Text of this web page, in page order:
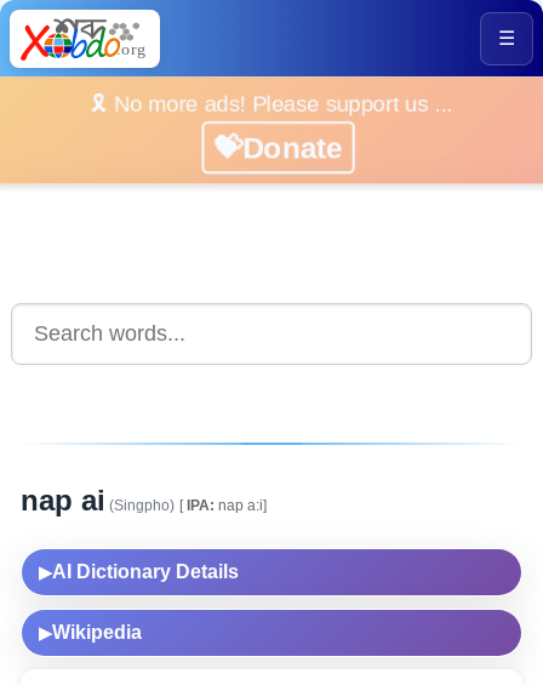
☰
🎗️ No more ads! Please support us ...
💝Donate
nap ai (Singpho) [IPA: nap a:i]
▶AI Dictionary Details
▶Wikipedia